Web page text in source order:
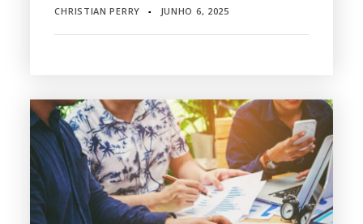
CHRISTIAN PERRY ▪ JUNHO 6, 2025